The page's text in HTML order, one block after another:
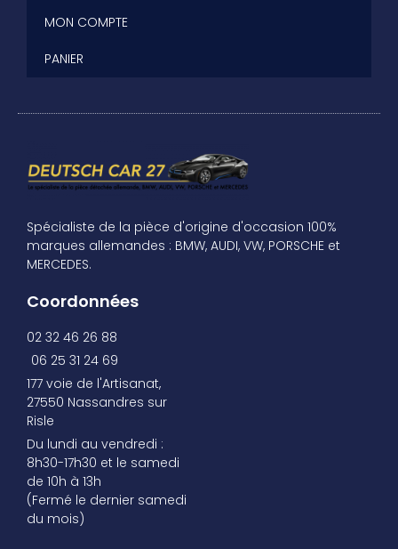
MON COMPTE
PANIER
Spécialiste de la pièce d'origine d'occasion 100%
marques allemandes : BMW, AUDI, VW, PORSCHE et
MERCEDES.
Coordonnées
02 32 46 26 88
06 25 31 24 69
177 voie de l'Artisanat,
27550 Nassandres sur
Risle
Du lundi au vendredi :
8h30-17h30 et le samedi
de 10h à 13h
(Fermé le dernier samedi
du mois)